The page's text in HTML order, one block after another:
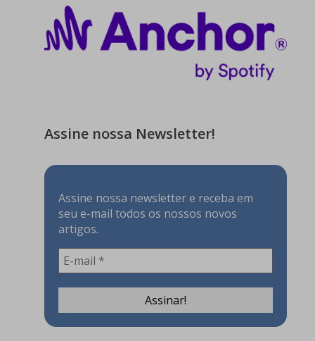
Assine nossa Newsletter!
Assine nossa newsletter e receba em
seu e-mail todos os nossos novos
artigos.